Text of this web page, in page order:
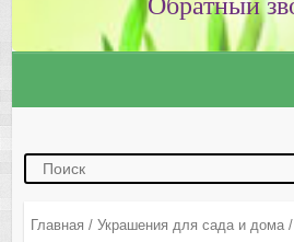
Главная / Украшения для сада и дома/